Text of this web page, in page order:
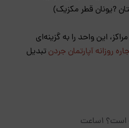
?️یونان قطر مکزیک)
این واحد را به گزینه‌ای
روزانه آپارتمان جردنتبدیل
1ساعت